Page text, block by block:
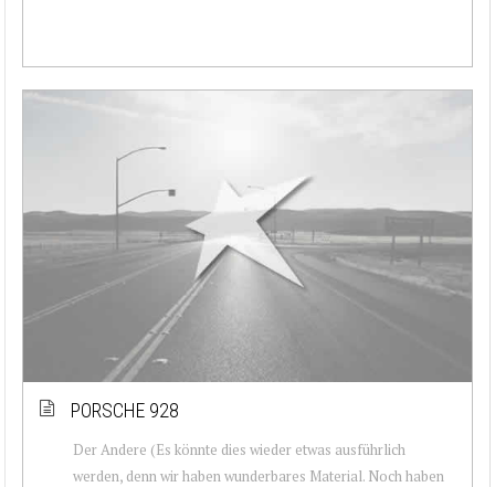
PORSCHE 928
Der Andere (Es könnte dies wieder etwas ausführlich
werden, denn wir haben wunderbares Material. Noch haben